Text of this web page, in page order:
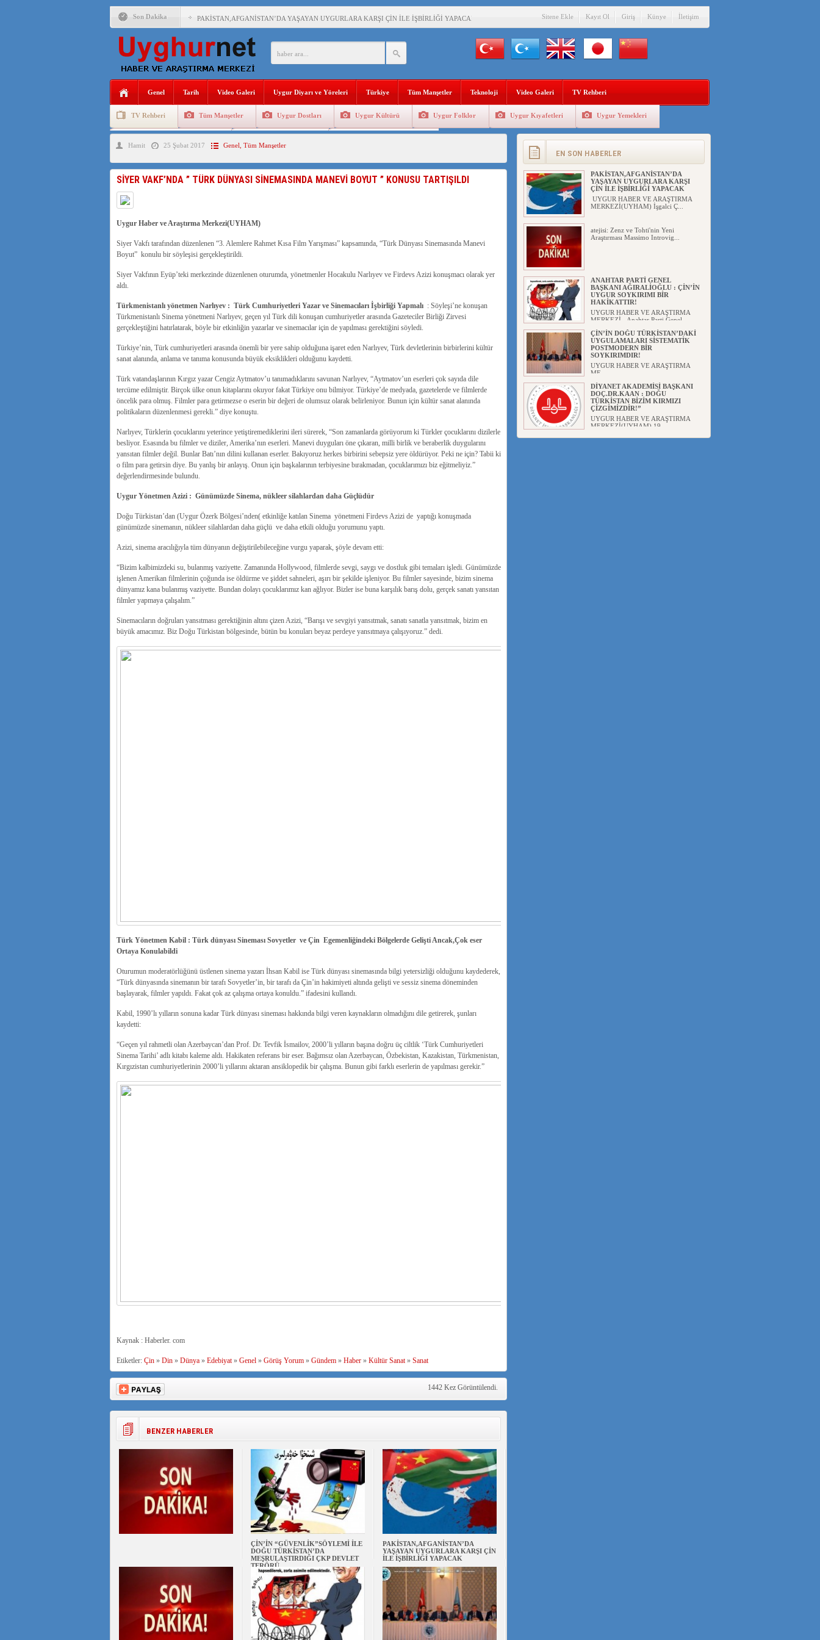
Son Dakika PAKİSTAN,AFGANİSTAN’DA YAŞAYAN UYGURLARA KARŞI ÇİN İLE İŞBİRLİĞİ YAPACAK
ANAHTAR PARTİ GENEL BAŞKANI AĞIRALİOĞLU : ÇİN’İN UYGUR SOYKIRIMI BİR HAKİKATTIR!
ÇİN’İN DOĞU TÜRKİSTAN’DAKİ UYGULAMALARI SİSTEMATİK POSTMODERN BİR SOYKIRIMDIR!
DİYANET AKADEMİSİ BAŞKANI DOÇ.DR.KAAN : DOĞU TÜRKİSTAN BİZİM KIRMIZI ÇİZGİMİZDİR!”
ÇİN’İN UYGUR POLİTİKALARINI ÖVEN DİYANET AKADEMİSİ BAŞKANI’NA TEPKİLER SÜRÜYOR
MHP’DEN URUMÇİ KATLİAMI MESAJİ : 05.07.2009 URUMÇİ ŞEHİTLERİNİ RAHMETLE ANIYORUZ
Sitene Ekle Kayıt Ol Giriş Künye İletişim
Genel Tarih Video Galeri Uygur Diyarı ve Yöreleri Türkiye Tüm Manşetler Teknoloji Video Galeri TV Rehberi
TV Rehberi Tüm Manşetler Uygur Dostları Uygur Kültürü Uygur Folklor Uygur Kıyafetleri Uygur Yemekleri
Uygurlarda Düğün ve Cenaze
Hamit 25 Şubat 2017 Genel Tüm Manşetler
SİYER VAKF’NDA ” TÜRK DÜNYASI SİNEMASINDA MANEVİ BOYUT ” KONUSU TARTIŞILDI
Uygur Haber ve Araştırma Merkezi(UYHAM)
Siyer Vakfı tarafından düzenlenen “3. Alemlere Rahmet Kısa Film Yarışması” kapsamında, “Türk Dünyası Sinemasında Manevi
Boyut” konulu bir söyleşisi gerçekleştirildi.
Siyer Vakfının Eyüp’teki merkezinde düzenlenen oturumda, yönetmenler Hocakulu Narlıyev ve Firdevs Azizi konuşmacı olarak yer
aldı.
Türkmenistanlı yönetmen Narlıyev : Türk Cumhuriyetleri Yazar ve Sinemacıları İşbirliği Yapmalı: Söyleşi’ne konuşan
Türkmenistanlı Sinema yönetmeni Narlıyev, geçen yıl Türk dili konuşan cumhuriyetler arasında Gazeteciler Birliği Zirvesi
gerçekleştiğini hatırlatarak, böyle bir etkinliğin yazarlar ve sinemacılar için de yapılması gerektiğini söyledi.
Türkiye’nin, Türk cumhuriyetleri arasında önemli bir yere sahip olduğuna işaret eden Narlıyev, Türk devletlerinin birbirlerini kültür
sanat alanında, anlama ve tanıma konusunda büyük eksiklikleri olduğunu kaydetti.
Türk vatandaşlarının Kırgız yazar Cengiz Aytmatov’u tanımadıklarını savunan Narlıyev, “Aytmatov’un eserleri çok sayıda dile
tercüme edilmiştir. Birçok ülke onun kitaplarını okuyor fakat Türkiye onu bilmiyor. Türkiye’de medyada, gazetelerde ve filmlerde
öncelik para olmuş. Filmler para getirmezse o eserin bir değeri de olumsuz olarak belirleniyor. Bunun için kültür sanat alanında
politikaların düzenlenmesi gerekli.” diye konuştu.
Narlıyev, Türklerin çocuklarını yeterince yetiştiremediklerini ileri sürerek, “Son zamanlarda görüyorum ki Türkler çocuklarını dizilerle
besliyor. Esasında bu filmler ve diziler, Amerika’nın eserleri. Manevi duyguları öne çıkaran, milli birlik ve beraberlik duygularını
yansıtan filmler değil. Bunlar Batı’nın dilini kullanan eserler. Bakıyoruz herkes birbirini sebepsiz yere öldürüyor. Peki ne için? Tabii ki
o film para getirsin diye. Bu yanlış bir anlayış. Onun için başkalarının terbiyesine bırakmadan, çocuklarımızı biz eğitmeliyiz.”
değerlendirmesinde bulundu.
Uygur Yönetmen Azizi : Günümüzde Sinema, nükleer silahlardan daha Güçlüdür
Doğu Türkistan’dan (Uygur Özerk Bölgesi’nden( etkinliğe katılan Sinema yönetmeni Firdevs Azizi de yaptığı konuşmada
günümüzde sinemanın, nükleer silahlardan daha güçlü ve daha etkili olduğu yorumunu yaptı.
Azizi, sinema aracılığıyla tüm dünyanın değiştirilebileceğine vurgu yaparak, şöyle devam etti:
“Bizim kalbimizdeki su, bulanmış vaziyette. Zamanında Hollywood, filmlerde sevgi, saygı ve dostluk gibi temaları işledi. Günümüzde
işlenen Amerikan filmlerinin çoğunda ise öldürme ve şiddet sahneleri, aşırı bir şekilde işleniyor. Bu filmler sayesinde, bizim sinema
dünyamız kana bulanmış vaziyette. Bundan dolayı çocuklarımız kan ağlıyor. Bizler ise buna karşılık barış dolu, gerçek sanatı yansıtan
filmler yapmaya çalışalım.”
Sinemacıların doğruları yansıtması gerektiğinin altını çizen Azizi, “Barışı ve sevgiyi yansıtmak, sanatı sanatla yansıtmak, bizim en
büyük amacımız. Biz Doğu Türkistan bölgesinde, bütün bu konuları beyaz perdeye yansıtmaya çalışıyoruz.” dedi.
Türk Yönetmen Kabil : Türk dünyası Sineması Sovyetler ve Çin Egemenliğindeki Bölgelerde Gelişti Ancak,Çok eser
Ortaya Konulabildi
Oturumun moderatörlüğünü üstlenen sinema yazarı İhsan Kabil ise Türk dünyası sinemasında bilgi yetersizliği olduğunu kaydederek,
“Türk dünyasında sinemanın bir tarafı Sovyetler’in, bir tarafı da Çin’in hakimiyeti altında gelişti ve sessiz sinema döneminden
başlayarak, filmler yapıldı. Fakat çok az çalışma ortaya konuldu.” ifadesini kullandı.
Kabil, 1990’lı yılların sonuna kadar Türk dünyası sineması hakkında bilgi veren kaynakların olmadığını dile getirerek, şunları
kaydetti:
“Geçen yıl rahmetli olan Azerbaycan’dan Prof. Dr. Tevfik İsmailov, 2000’li yılların başına doğru üç ciltlik ‘Türk Cumhuriyetleri
Sinema Tarihi’ adlı kitabı kaleme aldı. Hakikaten referans bir eser. Bağımsız olan Azerbaycan, Özbekistan, Kazakistan, Türkmenistan,
Kırgızistan cumhuriyetlerinin 2000’li yıllarını aktaran ansiklopedik bir çalışma. Bunun gibi farklı eserlerin de yapılması gerekir.”
Kaynak : Haberler. com
Etiketler: Çin» Din» Dünya» Edebiyat» Genel» Görüş Yorum» Gündem» Haber» Kültür Sanat» Sanat
1442 Kez Görüntülendi.
BENZER HABERLER
ÇİN’İN “GÜVENLİK”SÖYLEMİ İLE
DOĞU TÜRKİSTAN’DA
MEŞRULAŞTIRDIĞI ÇKP DEVLET
TERÖRÜ
PAKİSTAN,AFGANİSTAN’DA
YAŞAYAN UYGURLARA KARŞI ÇİN
İLE İŞBİRLİĞİ YAPACAK
EN SON HABERLER
ÇİN’İN “GÜVENLİK”SÖYLEMİ İLE
DOĞU TÜRKİSTAN’DA
MEŞRULAŞTIRDIĞI ÇKP DEVLET
TERÖRÜ
YILMAZ ER(habernida.com) Çin
PAKİSTAN,AFGANİSTAN’DA
YAŞAYAN UYGURLARA KARŞI
ÇİN İLE İŞBİRLİĞİ YAPACAK
UYGUR HABER VE ARAŞTIRMA
MERKEZİ(UYHAM) İşgalci Ç...
atejisi: Zenz ve Tohti'nin Yeni
Araştırması Massimo Introvig...
ANAHTAR PARTİ GENEL
BAŞKANI AĞIRALİOĞLU : ÇİN’İN
UYGUR SOYKIRIMI BİR
HAKİKATTIR!
UYGUR HABER VE ARAŞTIRMA
MERKEZİ Anahtar Parti Genel
ÇİN’İN DOĞU TÜRKİSTAN’DAKİ
UYGULAMALARI SİSTEMATİK
POSTMODERN BİR
SOYKIRIMDIR!
UYGUR HABER VE ARAŞTIRMA
ME...
DİYANET AKADEMİSİ BAŞKANI
DOÇ.DR.KAAN : DOĞU
TÜRKİSTAN BİZİM KIRMIZI
ÇİZGİMİZDİR!”
UYGUR HABER VE ARAŞTIRMA
MERKEZİ(UYHAM) 19...
150 YILDIR KAYNAYAN YARAMIZ